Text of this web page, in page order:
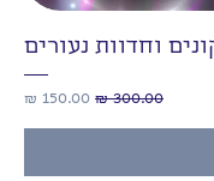
וחדוות נעורים
מחיר רגילמחיר מבצע